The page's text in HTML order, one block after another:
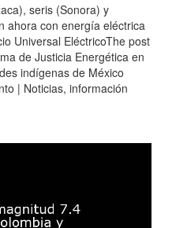
seris (Sonora) y
ahora con energía eléctrica
Universal EléctricoThe post
de Justicia Energética en
indígenas de México
| Noticias, información